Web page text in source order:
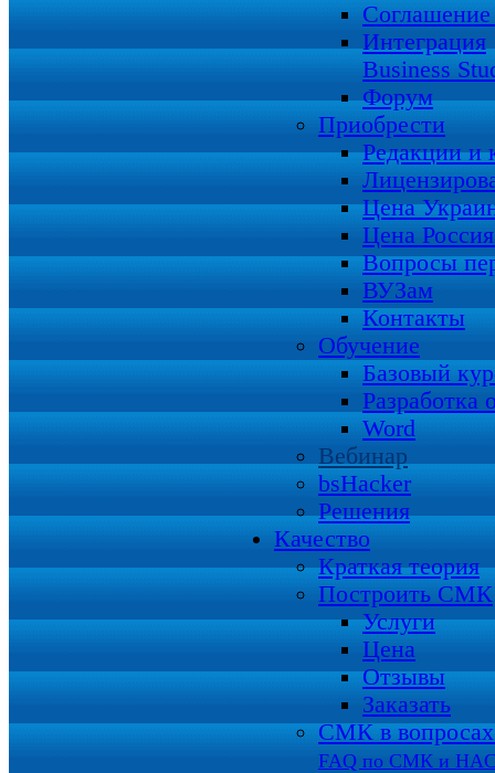
Интеграция
Business
Форум
Приобрести
Редакции и
Цена
Цена
Вопросы
ВУЗам
Контакты
Обучение
Базовый
Разработка
Word
Вебинар
bsHacker
Решения
Качество
Краткая теория
Построить СМК
Услуги
Цена
Отзывы
Заказать
СМК в вопросах
FAQ по СМК и